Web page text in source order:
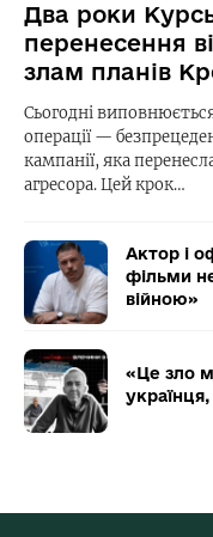
Два роки
перенесення
злам планів
Сьогодні
операції —
кампанії, яка
агресора. Цей крок…
Актор і
фільми
війною»
«Це зло